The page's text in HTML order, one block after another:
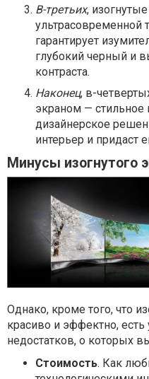
В-третьих,
ультрасовременной
гарантирует
глубокий черный и
контраста.
Наконец, в-
экраном — стильное
дизайнерское
интерьер и придаст
Минусы изогнутого
Однако, кроме того, что
красиво и эффектно, есть
недостатков, о которых
Стоимость. Как